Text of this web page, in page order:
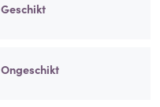
Geschikt
Ongeschikt